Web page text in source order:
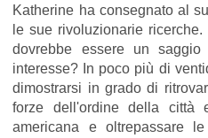
Katherine ha consegnato al
le sue rivoluzionarie
dovrebbe essere un
interesse? In poco più di
dimostrarsi in grado di
forze dell'ordine della città
americana e oltrepassare